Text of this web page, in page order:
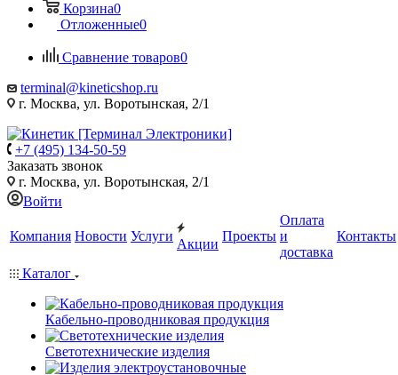
Корзина0
Отложенные0
Сравнение товаров0
terminal@kineticshop.ru
г. Москва, ул. Воротынская, 2/1
+7 (495) 134-50-59
Заказать звонок
г. Москва, ул. Воротынская, 2/1
Войти
Компания Новости Услуги
Акции
Проекты
Оплата
и
доставка
Контакты
Каталог
Кабельно-проводниковая продукция
Светотехнические изделия